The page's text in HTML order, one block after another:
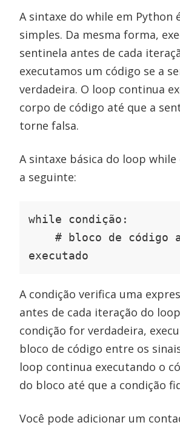
A sintaxe do while em Python
simples. Da mesma forma,
sentinela antes de cada
executamos um código se a
verdadeira. O loop continua
corpo de código até que a
torne falsa.
A sintaxe básica do loop while
a seguinte:
while condição:
    # bloco de código a ser
executado
A condição verifica uma
antes de cada iteração do
condição for verdadeira,
bloco de código entre os
loop continua executando o
do bloco até que a condição
Você pode adicionar um